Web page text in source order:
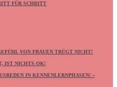
FÜR SCHRITT
VON FRAUEN TRÜGT NICHT!
IST NICHTS OK!
IN KENNENLERNPHASEN! –